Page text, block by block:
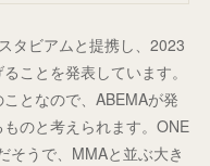
タビアムと提携し、2023
ことを発表しています。
となので、ABEMAが発
のと考えられます。ONE
そうで、MMAと並ぶ大き